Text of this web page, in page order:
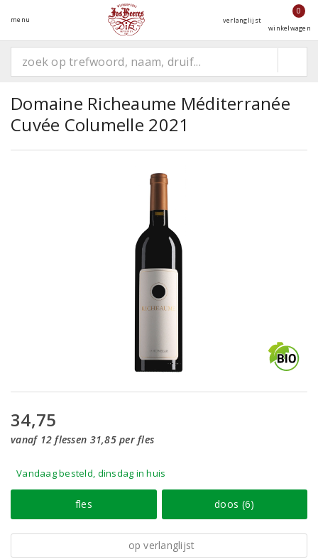
menu verlanglijst
0
winkelwagen
Domaine Richeaume Méditerranée
Cuvée Columelle 2021
34,75
vanaf 12 flessen 31,85 per fles
Vandaag besteld, dinsdag in huis
fles doos (6)
op verlanglijst